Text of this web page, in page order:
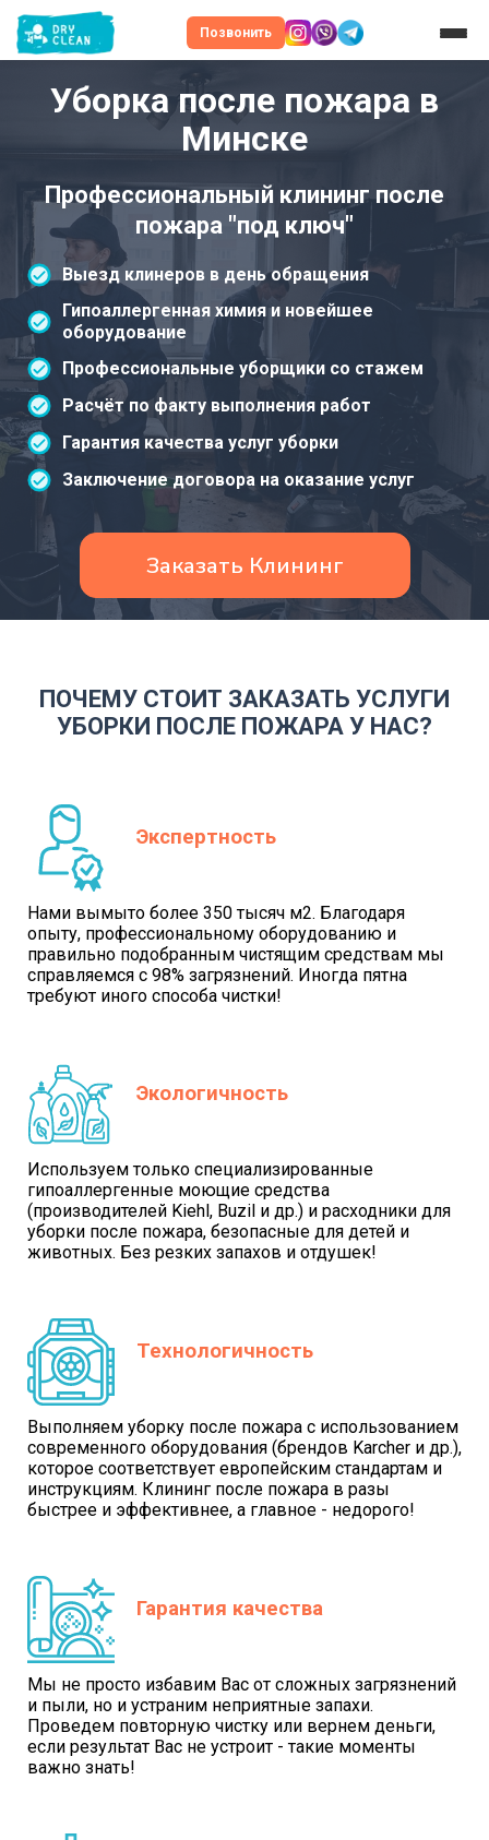
Позвонить
Уборка после пожара в
Минске
Профессиональный клининг после
пожара "под ключ"
Выезд клинеров в день обращения
Гипоаллергенная химия и новейшее
оборудование
Профессиональные уборщики со стажем
Расчёт по факту выполнения работ
Гарантия качества услуг уборки
Заключение договора на оказание услуг
Заказать Клининг
ПОЧЕМУ СТОИТ ЗАКАЗАТЬ УСЛУГИ
УБОРКИ ПОСЛЕ ПОЖАРА У НАС?
Экспертность
Нами вымыто более 350 тысяч м2. Благодаря
опыту, профессиональному оборудованию и
правильно подобранным чистящим средствам мы
справляемся с 98% загрязнений. Иногда пятна
требуют иного способа чистки!
Экологичность
Используем только специализированные
гипоаллергенные моющие средства
(производителей Kiehl, Buzil и др.) и расходники для
уборки после пожара, безопасные для детей и
животных. Без резких запахов и отдушек!
Технологичность
Выполняем уборку после пожара с использованием
современного оборудования (брендов Karcher и др.),
которое соответствует европейским стандартам и
инструкциям. Клининг после пожара в разы
быстрее и эффективнее, а главное - недорого!
Гарантия качества
Мы не просто избавим Вас от сложных загрязнений
и пыли, но и устраним неприятные запахи.
Проведем повторную чистку или вернем деньги,
если результат Вас не устроит - такие моменты
важно знать!